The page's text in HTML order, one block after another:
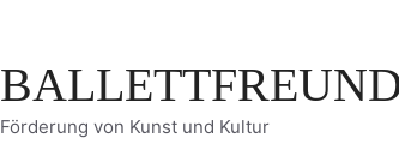
Förderung von Kunst und Kultur